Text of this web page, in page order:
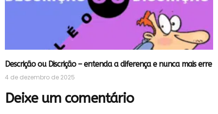
Descrição ou Discrição – entenda a diferença e nunca mais erre
4 de dezembro de 2025
Deixe um comentário